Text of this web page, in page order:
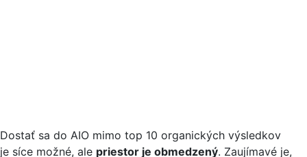
Dostať sa do AIO mimo top 10 organických výsledkov
je síce možné, ale priestor je obmedzený. Zaujímavé je,